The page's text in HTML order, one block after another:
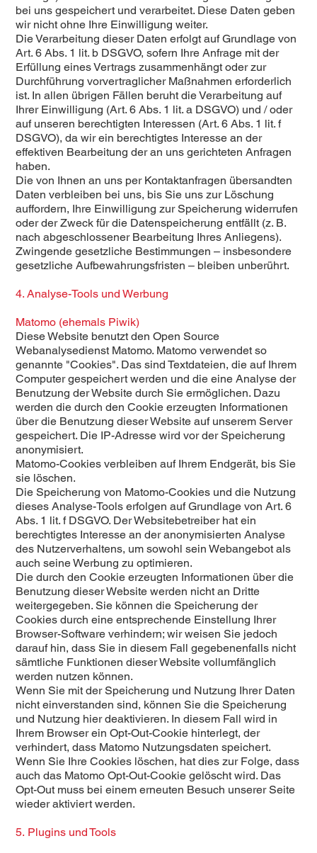
bei uns gespeichert und verarbeitet. Diese Daten geben
wir nicht ohne Ihre Einwilligung weiter.
Die Verarbeitung dieser Daten erfolgt auf Grundlage von
Art. 6 Abs. 1 lit. b DSGVO, sofern Ihre Anfrage mit der
Erfüllung eines Vertrags zusammenhängt oder zur
Durchführung vorvertraglicher Maßnahmen erforderlich
ist. In allen übrigen Fällen beruht die Verarbeitung auf
Ihrer Einwilligung (Art. 6 Abs. 1 lit. a DSGVO) und / oder
auf unseren berechtigten Interessen (Art. 6 Abs. 1 lit. f
DSGVO), da wir ein berechtigtes Interesse an der
effektiven Bearbeitung der an uns gerichteten Anfragen
haben.
Die von Ihnen an uns per Kontaktanfragen übersandten
Daten verbleiben bei uns, bis Sie uns zur Löschung
auffordern, Ihre Einwilligung zur Speicherung widerrufen
oder der Zweck für die Datenspeicherung entfällt (z. B.
nach abgeschlossener Bearbeitung Ihres Anliegens).
Zwingende gesetzliche Bestimmungen – insbesondere
gesetzliche Aufbewahrungsfristen – bleiben unberührt.
4. Analyse-Tools und Werbung
Matomo (ehemals Piwik)
Diese Website benutzt den Open Source
Webanalysedienst Matomo. Matomo verwendet so
genannte "Cookies". Das sind Textdateien, die auf Ihrem
Computer gespeichert werden und die eine Analyse der
Benutzung der Website durch Sie ermöglichen. Dazu
werden die durch den Cookie erzeugten Informationen
über die Benutzung dieser Website auf unserem Server
gespeichert. Die IP-Adresse wird vor der Speicherung
anonymisiert.
Matomo-Cookies verbleiben auf Ihrem Endgerät, bis Sie
sie löschen.
Die Speicherung von Matomo-Cookies und die Nutzung
dieses Analyse-Tools erfolgen auf Grundlage von Art. 6
Abs. 1 lit. f DSGVO. Der Websitebetreiber hat ein
berechtigtes Interesse an der anonymisierten Analyse
des Nutzerverhaltens, um sowohl sein Webangebot als
auch seine Werbung zu optimieren.
Die durch den Cookie erzeugten Informationen über die
Benutzung dieser Website werden nicht an Dritte
weitergegeben. Sie können die Speicherung der
Cookies durch eine entsprechende Einstellung Ihrer
Browser-Software verhindern; wir weisen Sie jedoch
darauf hin, dass Sie in diesem Fall gegebenenfalls nicht
sämtliche Funktionen dieser Website vollumfänglich
werden nutzen können.
Wenn Sie mit der Speicherung und Nutzung Ihrer Daten
nicht einverstanden sind, können Sie die Speicherung
und Nutzung hier deaktivieren. In diesem Fall wird in
Ihrem Browser ein Opt-Out-Cookie hinterlegt, der
verhindert, dass Matomo Nutzungsdaten speichert.
Wenn Sie Ihre Cookies löschen, hat dies zur Folge, dass
auch das Matomo Opt-Out-Cookie gelöscht wird. Das
Opt-Out muss bei einem erneuten Besuch unserer Seite
wieder aktiviert werden.
5. Plugins und Tools